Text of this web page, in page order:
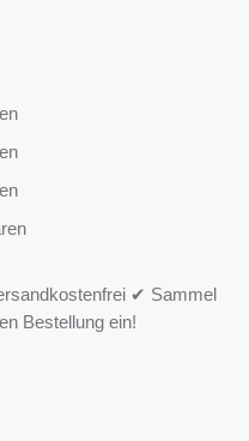
✔ Sammel
Bestellung ein!